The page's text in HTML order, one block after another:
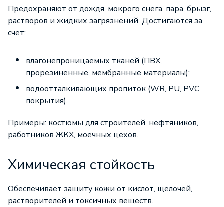
Предохраняют от дождя, мокрого снега, пара, брызг,
растворов и жидких загрязнений. Достигаются за
счёт:
влагонепроницаемых тканей (ПВХ,
прорезиненные, мембранные материалы);
водоотталкивающих пропиток (WR, PU, PVC
покрытия).
Примеры: костюмы для строителей, нефтяников,
работников ЖКХ, моечных цехов.
Химическая стойкость
Обеспечивает защиту кожи от кислот, щелочей,
растворителей и токсичных веществ.